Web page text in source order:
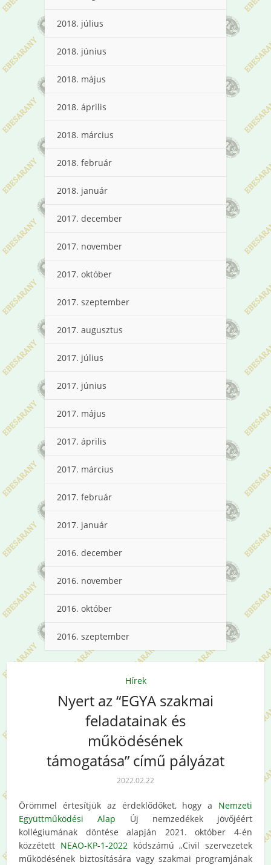
2018. július
2018. június
2018. május
2018. április
2018. március
2018. február
2018. január
2017. december
2017. november
2017. október
2017. szeptember
2017. augusztus
2017. július
2017. június
2017. május
2017. április
2017. március
2017. február
2017. január
2016. december
2016. november
2016. október
2016. szeptember
Hírek
Nyert az “EGYA szakmai
feladatainak és
működésének
támogatása” című pályázat
2022.02.22
Örömmel értesítjük az érdeklődőket, hogy a Nemzeti
Együttműködési Alap Új nemzedékek jövőjéért
kollégiumának döntése alapján 2021. október 4-én
közzétett NEAO-KP-1-2022 kódszámú „Civil szervezetek
működésének biztosítására vagy szakmai programjának